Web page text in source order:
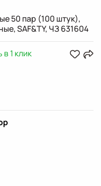
50 пар (100 штук),
SAF&TY, ЧЗ 631604
в 1 клик